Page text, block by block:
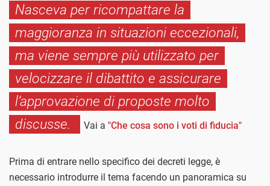
Nasceva per ricompattare la
maggioranza in situazioni eccezionali,
ma viene sempre più utilizzato per
velocizzare il dibattito e assicurare
l’approvazione di proposte molto
discusse.
Vai a "Che cosa sono i voti di fiducia"
Prima di entrare nello specifico dei decreti legge, è
necessario introdurre il tema facendo un panoramica su